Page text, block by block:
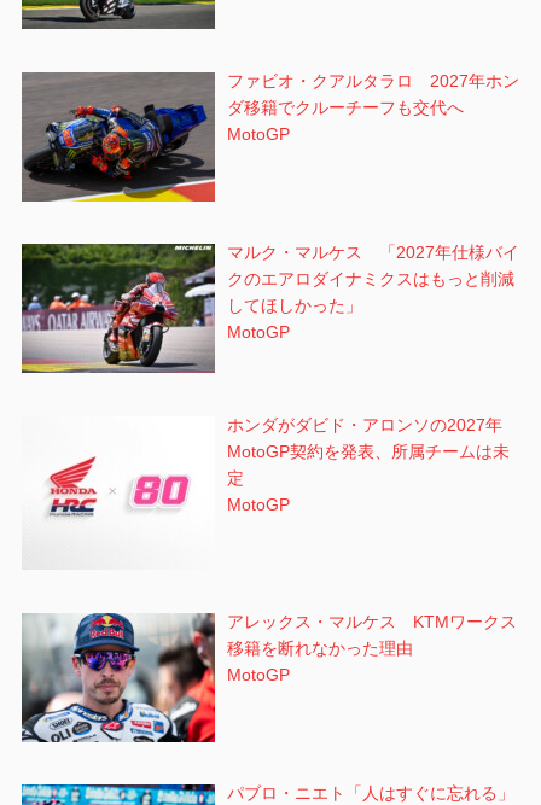
ファビオ・クアルタラロ 2027年ホン
ダ移籍でクルーチーフも交代へ
MotoGP
マルク・マルケス 「2027年仕様バイ
クのエアロダイナミクスはもっと削減
してほしかった」
MotoGP
ホンダがダビド・アロンソの2027年
MotoGP契約を発表、所属チームは未
定
MotoGP
アレックス・マルケス KTMワークス
移籍を断れなかった理由
MotoGP
パブロ・ニエト「人はすぐに忘れる」